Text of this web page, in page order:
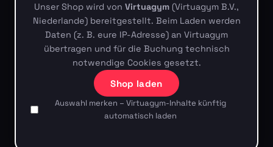
Unser Shop wird von Virtuagym (Virtuagym B.V.,
Niederlande) bereitgestellt. Beim Laden werden
Daten (z. B. eure IP-Adresse) an Virtuagym
übertragen und für die Buchung technisch
notwendige Cookies gesetzt.
Shop laden
Auswahl merken – Virtuagym-Inhalte künftig
automatisch laden